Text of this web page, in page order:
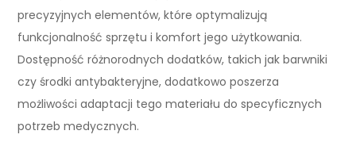
precyzyjnych elementów, które optymalizują
funkcjonalność sprzętu i komfort jego użytkowania.
Dostępność różnorodnych dodatków, takich jak barwniki
czy środki antybakteryjne, dodatkowo poszerza
możliwości adaptacji tego materiału do specyficznych
potrzeb medycznych.